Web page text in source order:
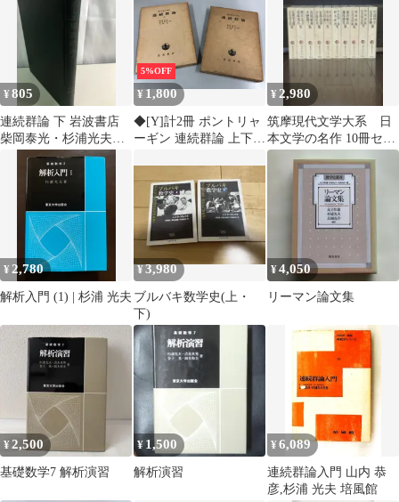
¥805
連続群論 下 岩波書店
柴岡泰光・杉浦光夫・
宮崎功【外函無し】
5%OFF
¥1,800
◆[Y]計2冊 ポントリャ
ーギン 連続群論 上下巻
功 岩波書店 1966年
¥ 2,980
筑摩現代文学大系 日
本文学の名作 10冊セッ
ト 筑摩書房【2】
¥ 2,780
解析入門 (1) | 杉浦 光夫
¥3,980
ブルバキ数学史(上・
下)
¥4,050
リーマン論文集
¥2,500
基礎数学7 解析演習
¥ 1,500
解析演習
¥6,089
連続群論入門 山内 恭
彦,杉浦 光夫 培風館